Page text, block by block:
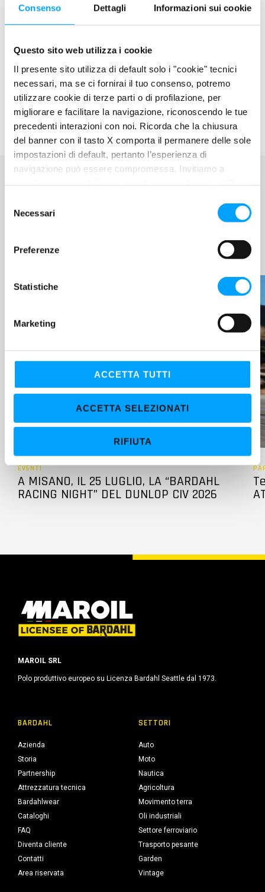
Consenso Dettagli Informazioni sui cookie
Questo sito web utilizza i cookie
Il presente sito utilizza di default solo i "cookie" tecnici
necessari, ma se ci fornirai il tuo consenso, potremo
utilizzare cookie di terze parti o di profilazione, per
migliorare e facilitare la navigazione, riconoscendo le tue
precedenti interazioni con noi. Ricorda che la chiusura
del banner con il tasto X comporta il permanere delle sole
impostazioni di default, pertanto l’esperienza di
navigazione può essere compromessa. Invitiamo a
Privacy Policy.
Necessari
Preferenze
Statistiche
Marketing
ACCETTA TUTTI
ACCETTA SELEZIONATI
RIFIUTA
Entrambi saranno in vendita al pubblico in primavera 2020.
BARDAHL WORLD
NOVITÀ
EVENTI
A MISANO, IL 25 LUGLIO, LA “BARDAHL
RACING NIGHT” DEL DUNLOP CIV 2026
MAROIL SRL
Polo produttivo europeo su Licenza Bardahl Seattle dal 1973.
BARDAHL
Azienda
Storia
Partnership
Attrezzatura tecnica
Bardahlwear
Cataloghi
FAQ
Diventa cliente
Contatti
Area riservata
SETTORI
Auto
Moto
Nautica
Agricoltura
Movimento terra
Oli industriali
Settore ferroviario
Trasporto pesante
Garden
Vintage